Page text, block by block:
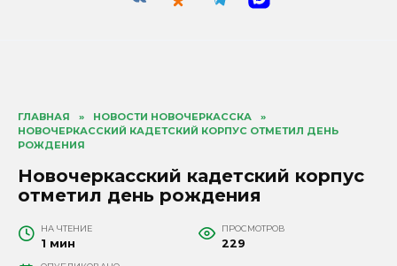
ГЛАВНАЯ » НОВОСТИ НОВОЧЕРКАССКА
»
НОВОЧЕРКАССКИЙ КАДЕТСКИЙ КОРПУС ОТМЕТИЛ ДЕНЬ
РОЖДЕНИЯ
Новочеркасский кадетский корпус
отметил день рождения
НА ЧТЕНИЕ
1 мин
ПРОСМОТРОВ
229